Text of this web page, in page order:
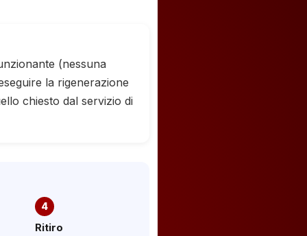
(nessuna
la rigenerazione
chiesto dal servizio di
4
Ritiro